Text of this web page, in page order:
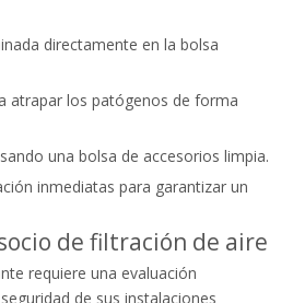
directamente en la bolsa
atrapar los patógenos de forma
una bolsa de accesorios limpia.
inmediatas para garantizar un
de filtración de aire
requiere una evaluación
de sus instalaciones